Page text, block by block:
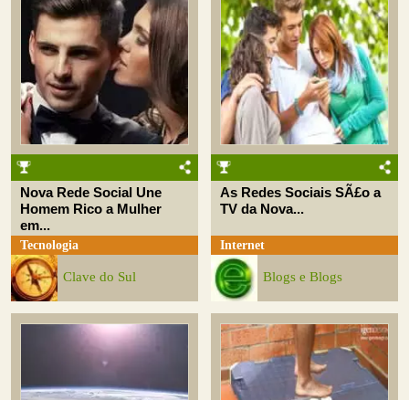
Nova Rede Social Une
Homem Rico a Mulher
em...
Tecnologia
Clave do Sul
As Redes Sociais SÃ£o a
TV da Nova...
Internet
Blogs e Blogs